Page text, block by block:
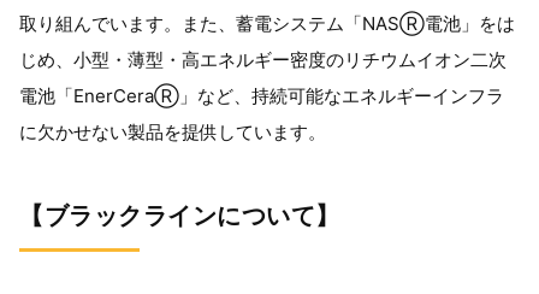
取り組んでいます。また、蓄電システム「NASⓇ電池」をは
じめ、小型・薄型・高エネルギー密度のリチウムイオン二次
電池「EnerCeraⓇ」など、持続可能なエネルギーインフラ
に欠かせない製品を提供しています。
【ブラックラインについて】